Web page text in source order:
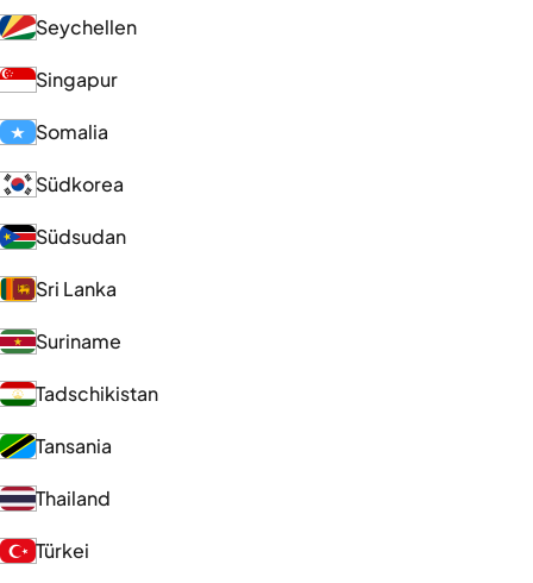
Seychellen
Singapur
Somalia
Südkorea
Südsudan
Sri Lanka
Suriname
Tadschikistan
Tansania
Thailand
Türkei